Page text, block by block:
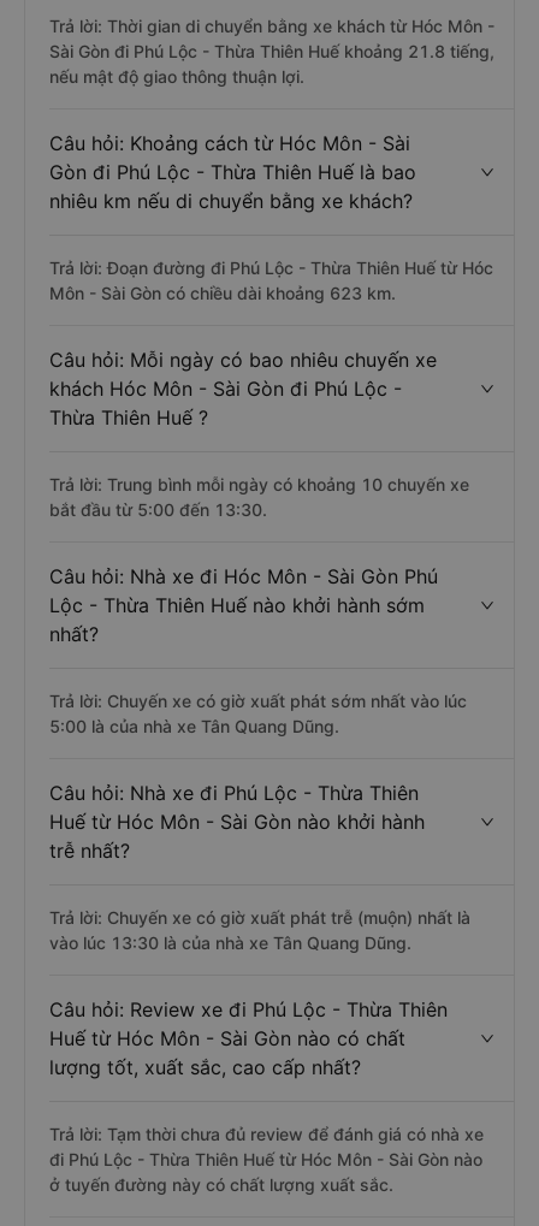
Trả lời: Thời gian di chuyển bằng xe khách từ Hóc Môn -
Sài Gòn đi Phú Lộc - Thừa Thiên Huế khoảng 21.8 tiếng,
nếu mật độ giao thông thuận lợi.
Câu hỏi: Khoảng cách từ Hóc Môn - Sài
Gòn đi Phú Lộc - Thừa Thiên Huế là bao
nhiêu km nếu di chuyển bằng xe khách?
Trả lời: Đoạn đường đi Phú Lộc - Thừa Thiên Huế từ Hóc
Môn - Sài Gòn có chiều dài khoảng 623 km.
Câu hỏi: Mỗi ngày có bao nhiêu chuyến xe
khách Hóc Môn - Sài Gòn đi Phú Lộc -
Thừa Thiên Huế ?
Trả lời: Trung bình mỗi ngày có khoảng 10 chuyến xe
bắt đầu từ 5:00 đến 13:30.
Câu hỏi: Nhà xe đi Hóc Môn - Sài Gòn Phú
Lộc - Thừa Thiên Huế nào khởi hành sớm
nhất?
Trả lời: Chuyến xe có giờ xuất phát sớm nhất vào lúc
5:00 là của nhà xe Tân Quang Dũng.
Câu hỏi: Nhà xe đi Phú Lộc - Thừa Thiên
Huế từ Hóc Môn - Sài Gòn nào khởi hành
trễ nhất?
Trả lời: Chuyến xe có giờ xuất phát trễ (muộn) nhất là
vào lúc 13:30 là của nhà xe Tân Quang Dũng.
Câu hỏi: Review xe đi Phú Lộc - Thừa Thiên
Huế từ Hóc Môn - Sài Gòn nào có chất
lượng tốt, xuất sắc, cao cấp nhất?
Trả lời: Tạm thời chưa đủ review để đánh giá có nhà xe
đi Phú Lộc - Thừa Thiên Huế từ Hóc Môn - Sài Gòn nào
ở tuyến đường này có chất lượng xuất sắc.